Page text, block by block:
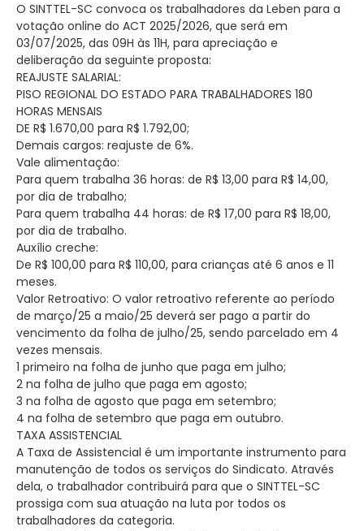
O SINTTEL-SC convoca os trabalhadores da Leben para a
votação online do ACT 2025/2026, que será em
03/07/2025, das 09H às 11H, para apreciação e
deliberação da seguinte proposta:
REAJUSTE SALARIAL:
PISO REGIONAL DO ESTADO PARA TRABALHADORES 180
HORAS MENSAIS
DE R$ 1.670,00 para R$ 1.792,00;
Demais cargos: reajuste de 6%.
Vale alimentação:
Para quem trabalha 36 horas: de R$ 13,00 para R$ 14,00,
por dia de trabalho;
Para quem trabalha 44 horas: de R$ 17,00 para R$ 18,00,
por dia de trabalho.
Auxílio creche:
De R$ 100,00 para R$ 110,00, para crianças até 6 anos e 11
meses.
Valor Retroativo: O valor retroativo referente ao período
de março/25 a maio/25 deverá ser pago a partir do
vencimento da folha de julho/25, sendo parcelado em 4
vezes mensais.
1 primeiro na folha de junho que paga em julho;
2 na folha de julho que paga em agosto;
3 na folha de agosto que paga em setembro;
4 na folha de setembro que paga em outubro.
TAXA ASSISTENCIAL
A Taxa de Assistencial é um importante instrumento para
manutenção de todos os serviços do Sindicato. Através
dela, o trabalhador contribuirá para que o SINTTEL-SC
prossiga com sua atuação na luta por todos os
trabalhadores da categoria.